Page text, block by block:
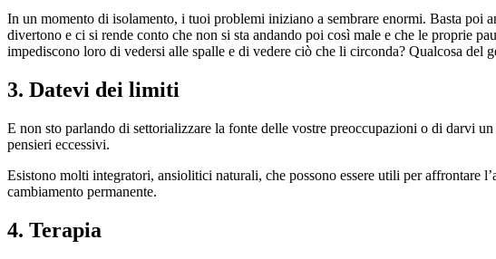
In un momento di isolamento, i tuoi problemi iniziano a sembrare enormi. Basta poi
divertono e ci si rende conto che non si sta andando poi così male e che le proprie
impediscono loro di vedersi alle spalle e di vedere ciò che li circonda? Qualcosa del
3. Datevi dei limiti
E non sto parlando di settorializzare la fonte delle vostre preoccupazioni o di darvi
pensieri eccessivi.
Esistono molti integratori, ansiolitici naturali, che possono essere utili per affrontare
cambiamento permanente.
4. Terapia